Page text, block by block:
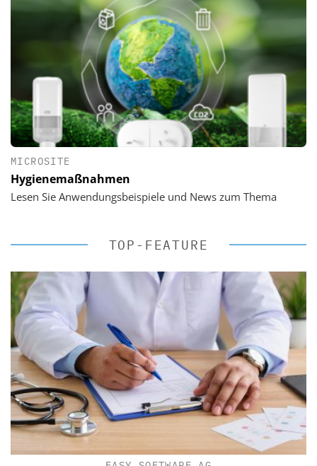
MICROSITE
Hygienemaßnahmen
Lesen Sie Anwendungsbeispiele und News zum Thema
TOP-FEATURE